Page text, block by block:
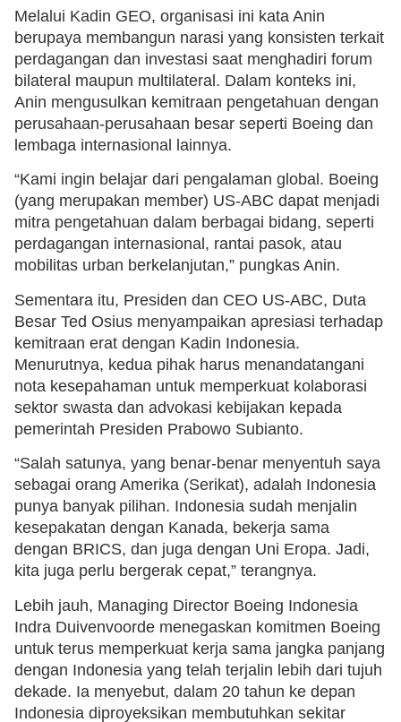
Melalui Kadin GEO, organisasi ini kata Anin
berupaya membangun narasi yang konsisten terkait
perdagangan dan investasi saat menghadiri forum
bilateral maupun multilateral. Dalam konteks ini,
Anin mengusulkan kemitraan pengetahuan dengan
perusahaan-perusahaan besar seperti Boeing dan
lembaga internasional lainnya.
“Kami ingin belajar dari pengalaman global. Boeing
(yang merupakan member) US-ABC dapat menjadi
mitra pengetahuan dalam berbagai bidang, seperti
perdagangan internasional, rantai pasok, atau
mobilitas urban berkelanjutan,” pungkas Anin.
Sementara itu, Presiden dan CEO US-ABC, Duta
Besar Ted Osius menyampaikan apresiasi terhadap
kemitraan erat dengan Kadin Indonesia.
Menurutnya, kedua pihak harus menandatangani
nota kesepahaman untuk memperkuat kolaborasi
sektor swasta dan advokasi kebijakan kepada
pemerintah Presiden Prabowo Subianto.
“Salah satunya, yang benar-benar menyentuh saya
sebagai orang Amerika (Serikat), adalah Indonesia
punya banyak pilihan. Indonesia sudah menjalin
kesepakatan dengan Kanada, bekerja sama
dengan BRICS, dan juga dengan Uni Eropa. Jadi,
kita juga perlu bergerak cepat,” terangnya.
Lebih jauh, Managing Director Boeing Indonesia
Indra Duivenvoorde menegaskan komitmen Boeing
untuk terus memperkuat kerja sama jangka panjang
dengan Indonesia yang telah terjalin lebih dari tujuh
dekade. Ia menyebut, dalam 20 tahun ke depan
Indonesia diproyeksikan membutuhkan sekitar